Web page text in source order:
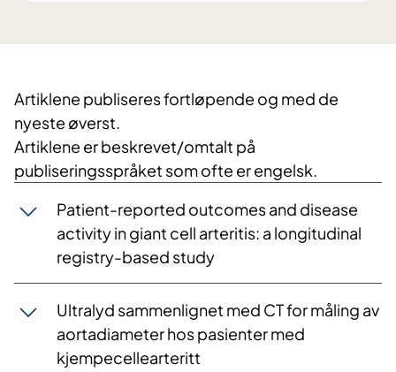
​Artiklene publiseres fortløpende og med de
nyeste øverst.
Artiklene er beskrevet/omtalt på
publiseringsspråket som ofte er engelsk.
Patient-reported outcomes and disease
activity in giant cell arteritis: a longitudinal
registry-based study
Ultralyd sammenlignet med CT for måling av
aortadiameter hos pasienter med
kjempecellearteritt